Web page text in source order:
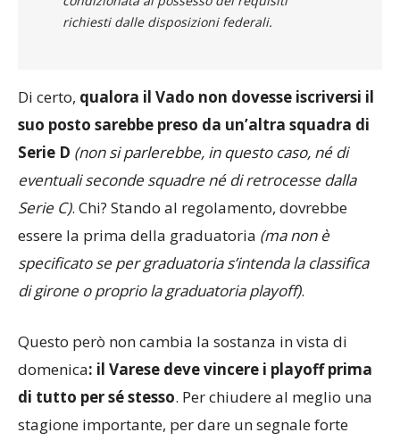
Federale. L’ammissione della nuova società è
condizionata al possesso dei requisiti
Di certo,qualora il Vado non dovesse iscriversi il
suo posto sarebbe preso da un’altra squadra di
Serie D(non si parlerebbe, in questo caso, né di
eventuali seconde squadre né di retrocesse dalla
Serie C). Chi? Stando al regolamento, dovrebbe
essere la prima della graduatoria(ma non è
specificato se per graduatoria s’intenda la classifica
Questo però non cambia la sostanza in vista di
domenica: il Varese deve vincere i playoff prima
di tutto per sé stesso. Per chiudere al meglio una